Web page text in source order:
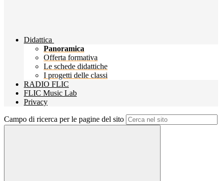
Didattica
Panoramica
Offerta formativa
Le schede didattiche
I progetti delle classi
RADIO FLIC
FLIC Music Lab
Privacy
Campo di ricerca per le pagine del sito